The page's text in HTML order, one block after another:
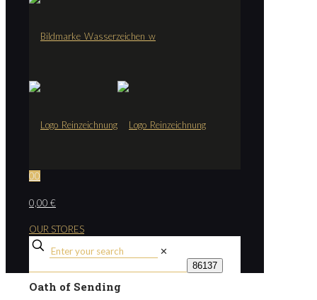
00
0,00 €
OUR STORES
✕
Oath of Sending